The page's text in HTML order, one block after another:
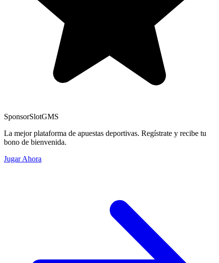
SponsorSlotGMS
La mejor plataforma de apuestas deportivas. Regístrate y recibe tu
bono de bienvenida.
Jugar Ahora